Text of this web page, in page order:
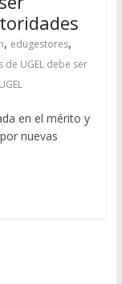
, edugestores,
UGEL debe ser
UGEL
en el mérito y
nuevas